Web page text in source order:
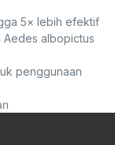
5× lebih efektif
albopictus
penggunaan